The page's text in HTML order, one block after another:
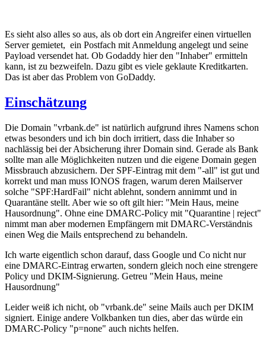
Es sieht also alles so aus, als ob dort ein Angreifer einen virtuellen
Server gemietet, ein Postfach mit Anmeldung angelegt und seine
Payload versendet hat. Ob Godaddy hier den "Inhaber" ermitteln
kann, ist zu bezweifeln. Dazu gibt es viele geklaute Kreditkarten.
Das ist aber das Problem von GoDaddy.
Einschätzung
Die Domain "vrbank.de" ist natürlich aufgrund ihres Namens schon
etwas besonders und ich bin doch irritiert, dass die Inhaber so
nachlässig bei der Absicherung ihrer Domain sind. Gerade als Bank
sollte man alle Möglichkeiten nutzen und die eigene Domain gegen
Missbrauch abzusichern. Der SPF-Eintrag mit dem "-all" ist gut und
korrekt und man muss IONOS fragen, warum deren Mailserver
solche "SPF:HardFail" nicht ablehnt, sondern annimmt und in
Quarantäne stellt. Aber wie so oft gilt hier: "Mein Haus, meine
Hausordnung". Ohne eine DMARC-Policy mit "Quarantine | reject"
nimmt man aber modernen Empfängern mit DMARC-Verständnis
einen Weg die Mails entsprechend zu behandeln.
Ich warte eigentlich schon darauf, dass Google und Co nicht nur
eine DMARC-Eintrag erwarten, sondern gleich noch eine strengere
Policy und DKIM-Signierung. Getreu "Mein Haus, meine
Hausordnung"
Leider weiß ich nicht, ob "vrbank.de" seine Mails auch per DKIM
signiert. Einige andere Volkbanken tun dies, aber das würde ein
DMARC-Policy "p=none" auch nichts helfen.